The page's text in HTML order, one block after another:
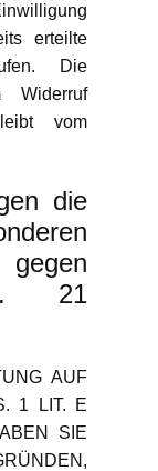
erteilte
Die
Widerruf
vom
die
21
AUF
1 LIT. E
SIE